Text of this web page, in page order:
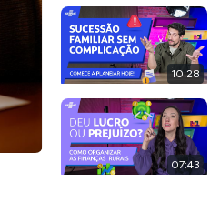
10:28
07:43